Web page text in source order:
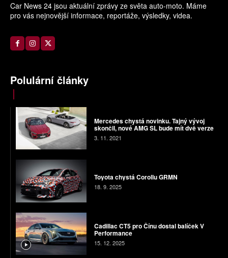
Car News 24 jsou aktuální zprávy ze světa auto-moto. Máme
pro vás nejnovější informace, reportáže, výsledky, videa.
Polulární články
Mercedes chystá novinku. Tajný vývoj
skončil, nové AMG SL bude mít dvě verze
3. 11. 2021
Toyota chystá Corollu GRMN
18. 9. 2025
Cadillac CT5 pro Čínu dostal balíček V
Performance
15. 12. 2025